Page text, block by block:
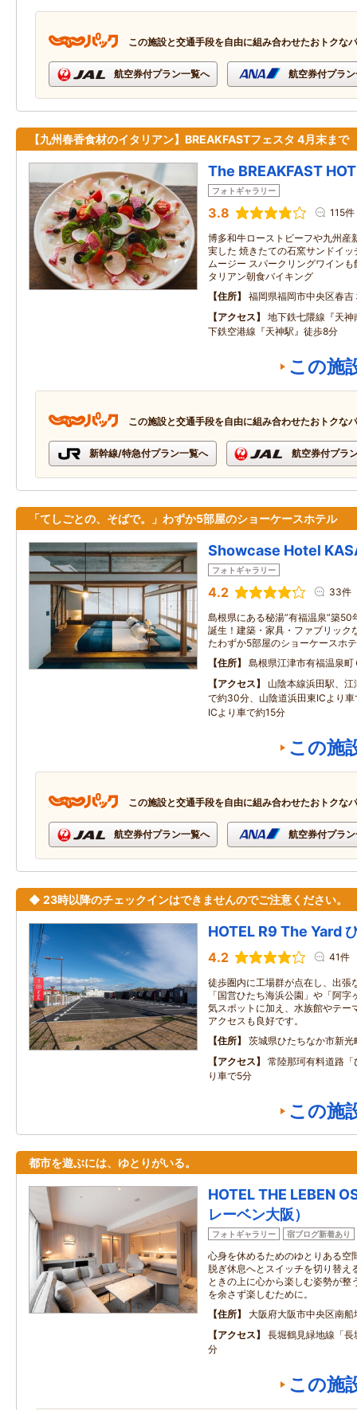
この施設と交通手段を自由に組み合わせたおトクな
航空券付プラン一覧へ 航空券付プラ
【九州春香食材のイタリアン】BREAKFASTフェスタ 4月末まで
The BREAKFAST
フォトギャラリー
3.8 115件
博多和牛ローストビーフや九州産
実した 焼きたての石窯サンドイ
ムージー スパークリングワイン
タリアン朝食バイキング
住所
福岡県福岡市中央区春
アクセス
地下鉄七隈線『天
下鉄空港線『天神駅』徒歩8分
この施
この施設と交通手段を自由に組み合わせたおトクな
新幹線/特急付プラン一覧へ 航空券付プラ
「てしごとの、そばで。」わずか5部屋のショーケースホテル
Showcase Hotel
フォトギャラリー
4.2 33件
島根県にある秘湯”有福温泉”築
誕生！建築・家具・ファブリック
たわずか5部屋のショーケースホ
住所
島根県江津市有福温泉町
アクセス
山陰本線浜田駅、
で約30分、山陰道浜田東ICより
ICより車で約15分
この施
この施設と交通手段を自由に組み合わせたおトクな
航空券付プラン一覧へ 航空券付プラ
◆ 23時以降のチェックインはできませんのでご注意ください。
HOTEL R9 The Yard
4.2 41件
徒歩圏内に工場群が点在し、出張
「国営ひたち海浜公園」や「阿
気スポットに加え、水族館やテー
アクセスも良好です。
住所
茨城県ひたちなか市新光
アクセス
常陸那珂有料道路
り車で5分
この施
都市を遊ぶには、ゆとりがいる。
HOTEL THE LEBEN
レーベン大阪）
フォトギャラリー 宿ブログ新着あり
心身を休めるためのゆとりある空
脱ぎ休息へとスイッチを切り替え
ときの上に心から楽しむ姿勢が整
を余さず楽しむために。
住所
大阪府大阪市中央区南
アクセス
長堀鶴見緑地線「
分
この施